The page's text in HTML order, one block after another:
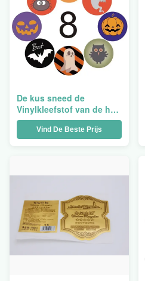
De kus sneed de
Vinylkleefstof van de het
Pakdruk van
Stickersmatrijs Gesneden
Vind De Beste Prijs